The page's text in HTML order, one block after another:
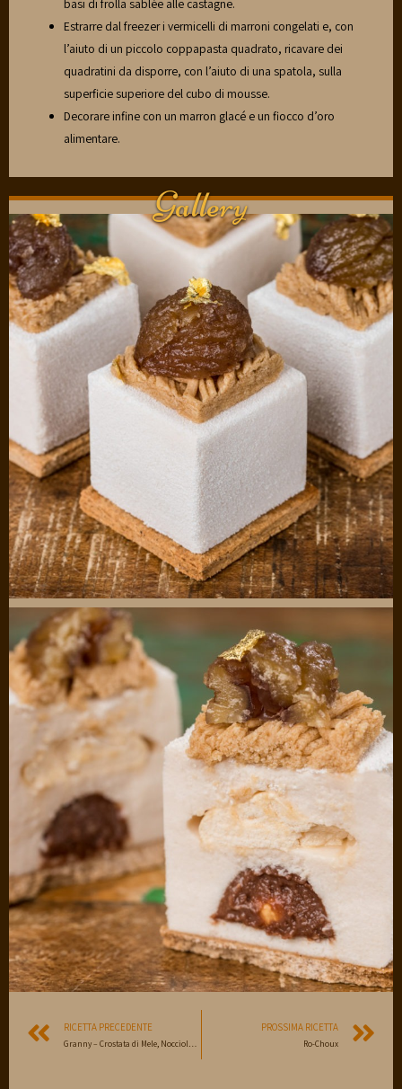
basi di frolla sablée alle castagne.
Estrarre dal freezer i vermicelli di marroni congelati e, con
l’aiuto di un piccolo coppapasta quadrato, ricavare dei
quadratini da disporre, con l’aiuto di una spatola, sulla
superficie superiore del cubo di mousse.
Decorare infine con un marron glacé e un fiocco d’oro
alimentare.
Gallery
RICETTA PRECEDENTE
Granny – Crostata di Mele, Nocciole e Arancia
PROSSIMA RICETTA
Ro-Choux